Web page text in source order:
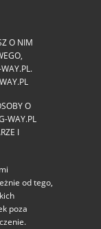
O NIM
O
WAY.PL
I
od tego,
poza